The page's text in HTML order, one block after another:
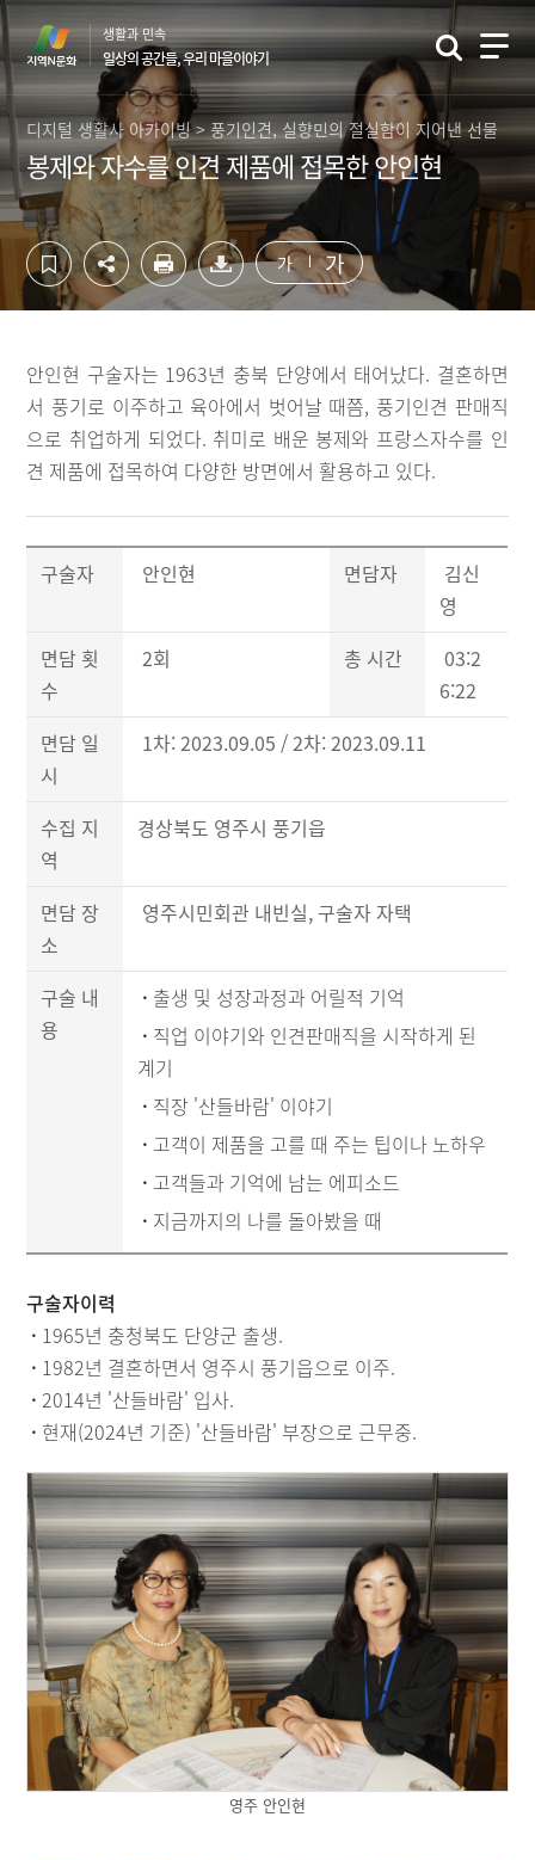
컨
텐
츠
영
역
바
로
가
기
하
단
영
역
바
로
가
기
생활과 민속
일상의 공간들, 우리 마을이야기
디지털 생활사 아카이빙 > 풍기인견, 실향민의 절실함이 지어낸 선물
봉제와 자수를 인견 제품에 접목한 안인현
가 가
안인현 구술자는 1963년 충북 단양에서 태어났다. 결혼하면
서 풍기로 이주하고 육아에서 벗어날 때쯤, 풍기인견 판매직
으로 취업하게 되었다. 취미로 배운 봉제와 프랑스자수를 인
견 제품에 접목하여 다양한 방면에서 활용하고 있다.
구술자 안인현 면담자
김신
영
면담 횟
수
2회 총 시간
03:2
6:22
면담 일
시
1차: 2023.09.05 / 2차: 2023.09.11
수집 지
역
경상북도 영주시 풍기읍
면담 장
소
영주시민회관 내빈실, 구술자 자택
구술 내
용
· 출생 및 성장과정과 어릴적 기억
· 직업 이야기와 인견판매직을 시작하게 된
계기
· 직장 '산들바람' 이야기
· 고객이 제품을 고를 때 주는 팁이나 노하우
· 고객들과 기억에 남는 에피소드
· 지금까지의 나를 돌아봤을 때
구술자이력
· 1965년 충청북도 단양군 출생.
· 1982년 결혼하면서 영주시 풍기읍으로 이주.
·2014년 '산들바람' 입사.
· 현재(2024년 기준) '산들바람' 부장으로 근무중.
영주 안인현